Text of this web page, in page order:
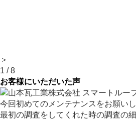
＞
1 /8
お客様にいただいた声
今回初めてのメンテナンスをお願いし
最初の調査をしてくれた時の調査の